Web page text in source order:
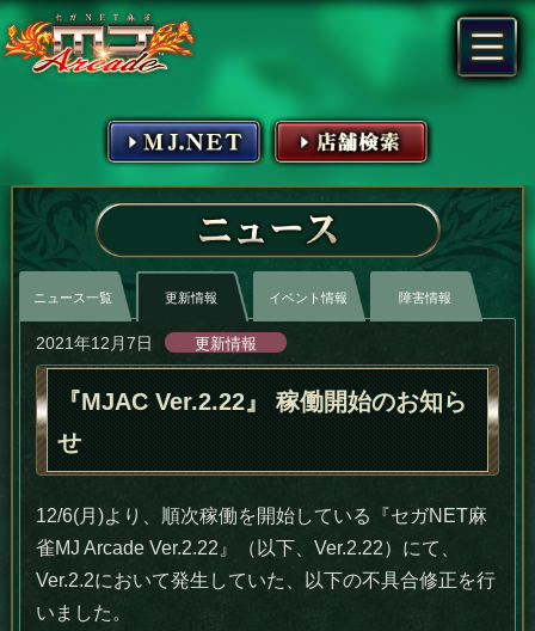
MJ.NET
ニュース
ニュース一覧 更新情報 イベント情報 障害情報
2021年12月7日 更新情報
『MJAC Ver.2.22』 稼働開始のお知ら
せ
12/6(月)より、順次稼働を開始している『セガNET麻
雀MJ Arcade Ver.2.22』（以下、Ver.2.22）にて、
Ver.2.2において発生していた、以下の不具合修正を行
いました。